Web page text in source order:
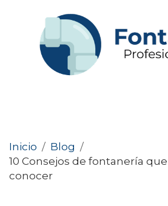
Inicio / Blog /
10 Consejos de fontanería
conocer